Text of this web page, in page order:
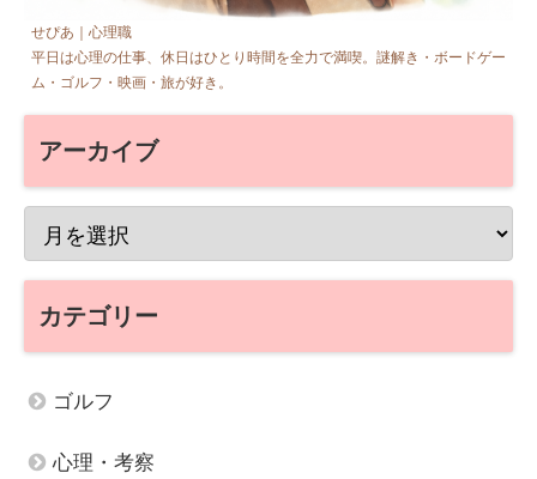
せぴあ｜心理職
平日は心理の仕事、休日はひとり時間を全力で満喫。謎解き・ボードゲー
ム・ゴルフ・映画・旅が好き。
アーカイブ
カテゴリー
ゴルフ
心理・考察